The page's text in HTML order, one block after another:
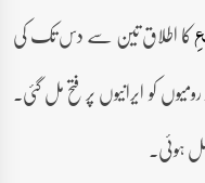
کا اطلاق تین سے دس تک کی
ہو گئی اور رومیوں کو ایرانیوں پر فتح مل گئی۔
ہوئی۔